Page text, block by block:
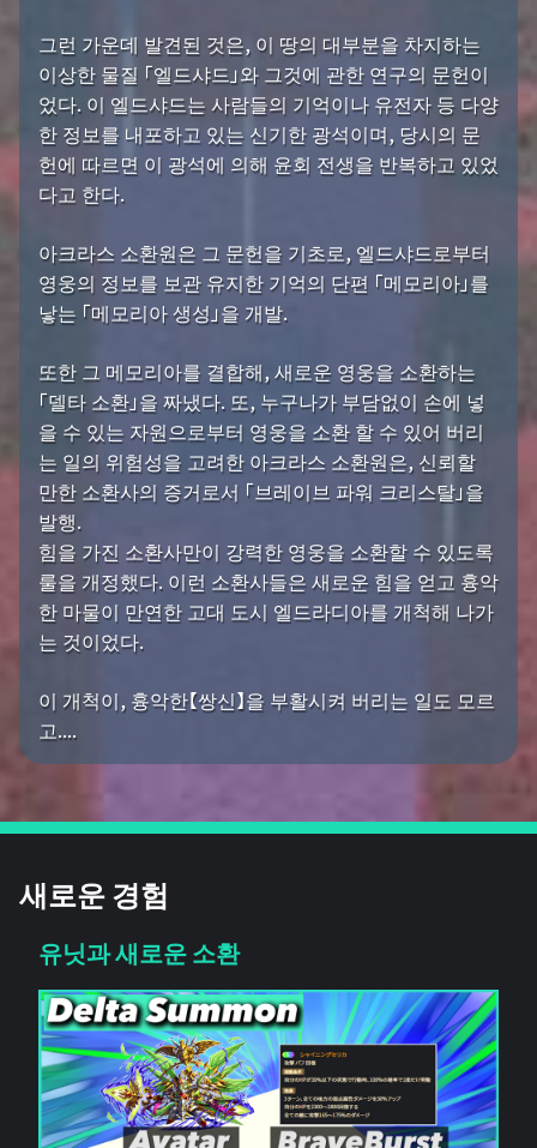
그런 가운데 발견된 것은, 이 땅의 대부분을 차지하는
이상한 물질 「엘드샤드」와 그것에 관한 연구의 문헌이
었다. 이 엘드샤드는 사람들의 기억이나 유전자 등 다양
한 정보를 내포하고 있는 신기한 광석이며, 당시의 문
헌에 따르면 이 광석에 의해 윤회 전생을 반복하고 있었
다고 한다.
아크라스 소환원은 그 문헌을 기초로, 엘드샤드로부터
영웅의 정보를 보관 유지한 기억의 단편 「메모리아」를
낳는 「메모리아 생성」을 개발.
또한 그 메모리아를 결합해, 새로운 영웅을 소환하는
「델타 소환」을 짜냈다. 또, 누구나가 부담없이 손에 넣
을 수 있는 자원으로부터 영웅을 소환 할 수 있어 버리
는 일의 위험성을 고려한 아크라스 소환원은, 신뢰할
만한 소환사의 증거로서 「브레이브 파워 크리스탈」을
발행.
힘을 가진 소환사만이 강력한 영웅을 소환할 수 있도록
룰을 개정했다. 이런 소환사들은 새로운 힘을 얻고 흉악
한 마물이 만연한 고대 도시 엘드라디아를 개척해 나가
는 것이었다.
이 개척이, 흉악한【쌍신】을 부활시켜 버리는 일도 모르
고....
새로운 경험
유닛과 새로운 소환